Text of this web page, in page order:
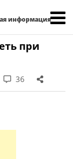
информация
при
36